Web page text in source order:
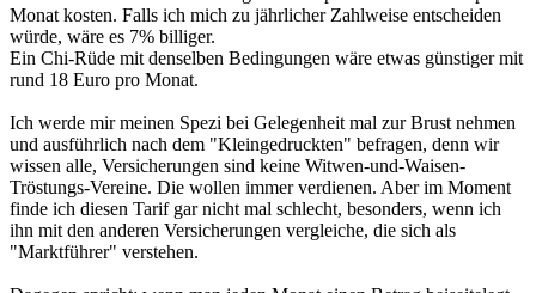
Monat kosten. Falls ich mich zu jährlicher Zahlweise entscheiden
würde, wäre es 7% billiger.
Ein Chi-Rüde mit denselben Bedingungen wäre etwas günstiger mit
rund 18 Euro pro Monat.
Ich werde mir meinen Spezi bei Gelegenheit mal zur Brust nehmen
und ausführlich nach dem "Kleingedruckten" befragen, denn wir
wissen alle, Versicherungen sind keine Witwen-und-Waisen-
Tröstungs-Vereine. Die wollen immer verdienen. Aber im Moment
finde ich diesen Tarif gar nicht mal schlecht, besonders, wenn ich
ihn mit den anderen Versicherungen vergleiche, die sich als
"Marktführer" verstehen.